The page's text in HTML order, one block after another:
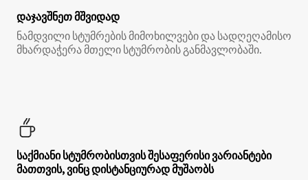
დაჯავშნეთ მშვიდად
ნამდვილი სტუმრების მიმოხილვები და სადღეღამისო
მხარდაჭერა მთელი სტუმრობის განმავლობაში.
საქმიანი სტუმრობისთვის შესაფერისი ვარიანტები
მათთვის, ვინც დისტანციურად მუშაობს